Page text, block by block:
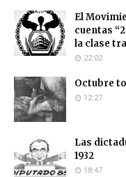
El
cuentas
la clase
22:02
Octubre
12:27
Las
1932
18:47